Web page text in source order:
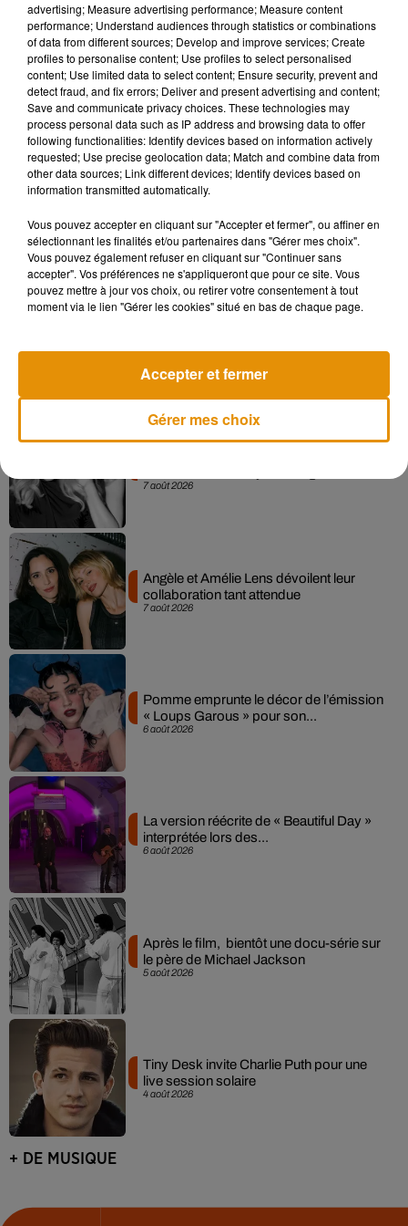
Le président de l’UNPI voit plus loin en assurant que cette
hausse n’est« rien du tout par rapport à ce qui se profile l’an
prochain »avec l’inflation :« on va avoir de nouveauune
explosion sur l’explosion. »C’est pourquoi il a voulu attirer
l’attention du gouvernement pour ne pas dégouter les gens à
acheter dans les prochains mois. Il faut, selon lui,« que le
gouvernement mette tout le monde autour de la table, et
trouve une nouvelle méthode de calcul. »
occuperont peuvent toujours se lancer dans l’aventure,
faisant attention », prévient Christophe Demerson :
certaines villes ça devient très compliqué, il faut vérifier
l’antériorité sur cinq ou dix ans. »
Musique
7 août 2026
7 août 2026
Angèle et Amélie Lens dévoilent leur
collaboration tant attendue
6 août 2026
Pomme emprunte le décor de l’émission
« Loups Garous » pour son...
6 août 2026
La version réécrite de « Beautiful Day »
interprétée lors des...
5 août 2026
Après le film, bientôt une docu-série sur
le père de Michael Jackson
4 août 2026
Tiny Desk invite Charlie Puth pour une
live session solaire
+ DE MUSIQUE
advertising; Measure advertising performance; Measure content
performance; Understand audiences through statistics or combinations
of data from different sources; Develop and improve services; Create
profiles to personalise content; Use profiles to select personalised
content; Use limited data to select content; Ensure security, prevent and
detect fraud, and fix errors; Deliver and present advertising and content;
Save and communicate privacy choices. These technologies may
process personal data such as IP address and browsing data to offer
following functionalities: Identify devices based on information actively
requested; Use precise geolocation data; Match and combine data from
other data sources; Link different devices; Identify devices based on
information transmitted automatically.
Vous pouvez accepter en cliquant sur "Accepter et fermer", ou affiner en
sélectionnant les finalités et/ou partenaires dans "Gérer mes choix".
Vous pouvez également refuser en cliquant sur "Continuer sans
accepter". Vos préférences ne s'appliqueront que pour ce site. Vous
pouvez mettre à jour vos choix, ou retirer votre consentement à tout
moment via le lien "Gérer les cookies" situé en bas de chaque page.
Gérer mes choix
Accepter et fermer